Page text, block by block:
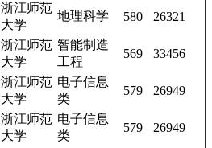
浙江师范
大学
地理科学 580 26321
浙江师范
大学
智能制造
工程
569 33456
浙江师范
大学
电子信息
类
579 26949
浙江师范
大学
电子信息
类
579 26949